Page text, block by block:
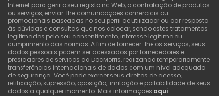
Internet para gerir o seu registo na Web, a contratação de produtos
ou serviços, enviar-lhe comunicações comerciais ou
promocionais baseadas no seu perfil de utilizador ou dar resposta
às dúvidas e consultas que nos colocar, sendo estes tratamentos
legitimados pelo seu consentimento, interesse legítimo ou
cumprimento das normas. A fim de fornecer-lhe os serviços, seus
dados pessoais podem ser acessados por fornecedores e
prestadores de serviços da DocMorris, realizando temporariamente
transferências internacionais de dados com um nível adequado
de segurança. Você pode exercer seus direitos de acesso,
retificação, supressão, oposição, limitação e portabilidade de seus
dados a qualquer momento. Mais informações aqui.